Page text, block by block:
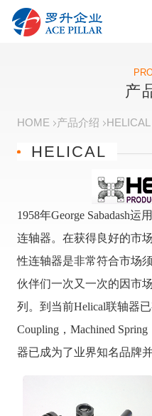
产
HOME 产品介绍 HELICAL
HELICAL
1958年George Sabadash
连轴器。在获得良好的市
性连轴器是非常符合市场
伙伴们一次又一次的因市
列。到当前Helical联轴器
Coupling，Machined
器已成为了业界知名品牌